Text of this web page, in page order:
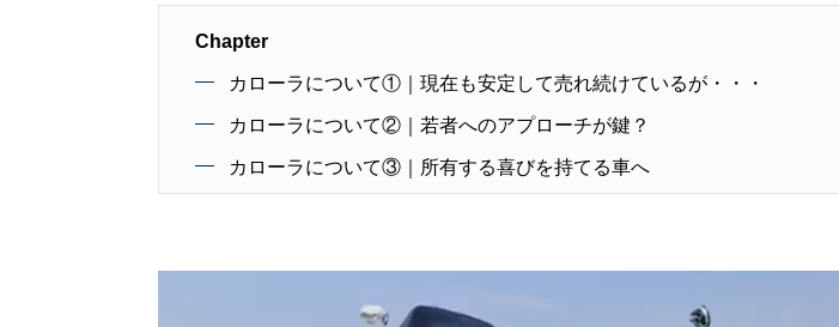
Chapter
カローラについて①｜現在も安定して売れ続けているが・・・
カローラについて②｜若者へのアプローチが鍵？
カローラについて③｜所有する喜びを持てる車へ